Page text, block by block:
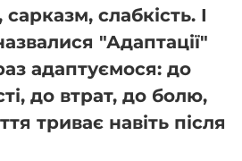
слабкість. І
"Адаптації"
адаптуємося: до
до втрат, до болю,
триває навіть після